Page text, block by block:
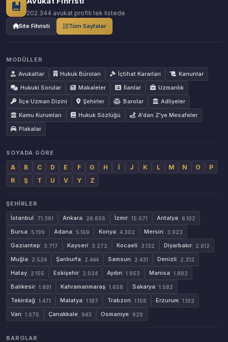
202.344 avukat profili tek listede
Site Fihristi Tüm Sayfalar
MODÜLLER
Avukatlar
Hukuk Büroları İçtihat Kararları
Kanunlar
Hukuki Sorular
Makaleler İlanlar
Uzmanlık
İlçe Uzman Dizini
Şehirler Barolar
Adliyeler
Kamu Kurumları
Hukuk Sözlüğü
A'dan Z'ye Mesafeler
Plakalar
SOYADA GÖRE
A B C D E F G H İ J K L M N O
P
R
Ş T U V Y Z
ŞEHIRLER
İstanbul
71.361 Ankara 26.655 İzmir 15.071 Antalya 6.102
Bursa 5.199 Adana 5.169 Konya 4.302 Mersin 3.923
Gaziantep 3.717 Kayseri 3.272 Kocaeli 3.132 Diyarbakır 2.612
Muğla 2.524 Şanlıurfa 2.444 Samsun 2.431 Denizli 2.312
Hatay 2.155 Eskişehir 2.024 Aydın 1.953 Manisa 1.892
Balıkesir 1.891 Kahramanmaraş 1.658 Sakarya 1.582
Tekirdağ 1.471 Malatya 1.187 Trabzon 1.158 Erzurum 1.102
Van 1.075 Çanakkale 943 Osmaniye 929
BAROLAR